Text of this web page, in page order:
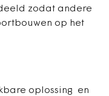
zodat andere
op het
oplossing en